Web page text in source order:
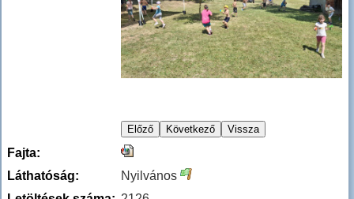
Fajta:
Láthatóság:
Nyilvános